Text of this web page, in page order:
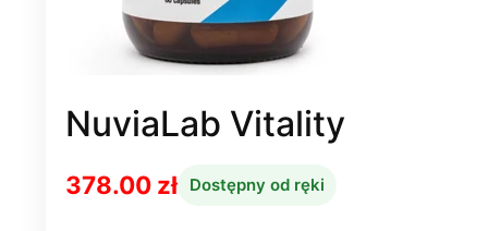
NuviaLab Vitality
378.00 zł Dostępny od ręki